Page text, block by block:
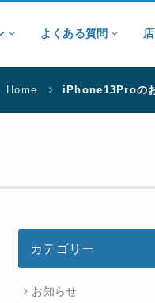
よくある質問
Home iPhone13Proの
カテゴリー
お知らせ